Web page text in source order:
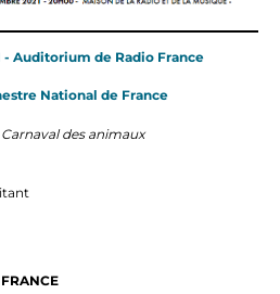
- Auditorium de Radio France
National de France
Carnaval des animaux